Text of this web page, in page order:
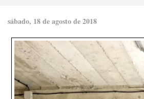
sábado, 18 de agosto de 2018